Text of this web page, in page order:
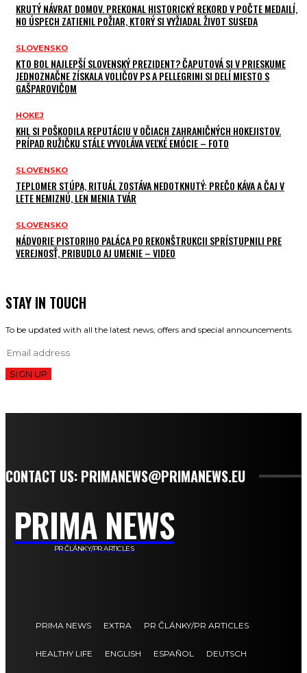
KRUTÝ NÁVRAT DOMOV. PREKONAL HISTORICKÝ REKORD V POČTE MEDAILÍ,
NO ÚSPECH ZATIENIL POŽIAR, KTORÝ SI VYŽIADAL ŽIVOT SUSEDA
SLOVENSKO
KTO BOL NAJLEPŠÍ SLOVENSKÝ PREZIDENT? ČAPUTOVÁ SI V PRIESKUME
JEDNOZNAČNE ZÍSKALA VOLIČOV PS A PELLEGRINI SI DELÍ MIESTO S
GAŠPAROVIČOM
HOKEJ
KHL SI POŠKODILA REPUTÁCIU V OČIACH ZAHRANIČNÝCH HOKEJISTOV.
PRÍPAD RUŽIČKU STÁLE VYVOLÁVA VEĽKÉ EMÓCIE – FOTO
SLOVENSKO
TEPLOMER STÚPA, RITUÁL ZOSTÁVA NEDOTKNUTÝ: PREČO KÁVA A ČAJ V
LETE NEMIZNÚ, LEN MENIA TVÁR
SLOVENSKO
NÁDVORIE PISTORIHO PALÁCA PO REKONŠTRUKCII SPRÍSTUPNILI PRE
VEREJNOSŤ, PRIBUDLO AJ UMENIE – VIDEO
STAY IN TOUCH
To be updated with all the latest news, offers and special announcements.
SIGN UP
CONTACT US: PRIMANEWS@PRIMANEWS.EU
PRIMA NEWS
PR ČLÁNKY/PR ARTICLES
PRIMA NEWS EXTRA PR ČLÁNKY/PR ARTICLES
HEALTHY LIFE ENGLISH ESPAÑOL DEUTSCH